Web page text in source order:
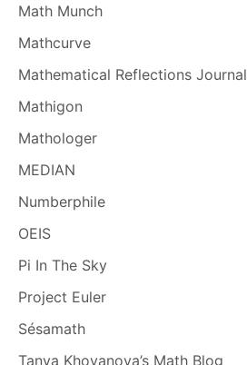
Math Munch
Mathcurve
Mathematical Reflections Journal
Mathigon
Mathologer
MEDIAN
Numberphile
OEIS
Pi In The Sky
Project Euler
Sésamath
Tanya Khovanova’s Math Blog